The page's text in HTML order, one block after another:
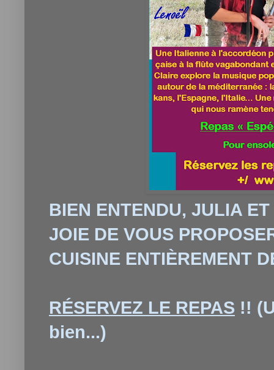
BIEN ENTENDU, JULIA
JOIE DE VOUS
CUISINE ENTIÈREMENT
RÉSERVEZ LE REPAS !!
bien...)